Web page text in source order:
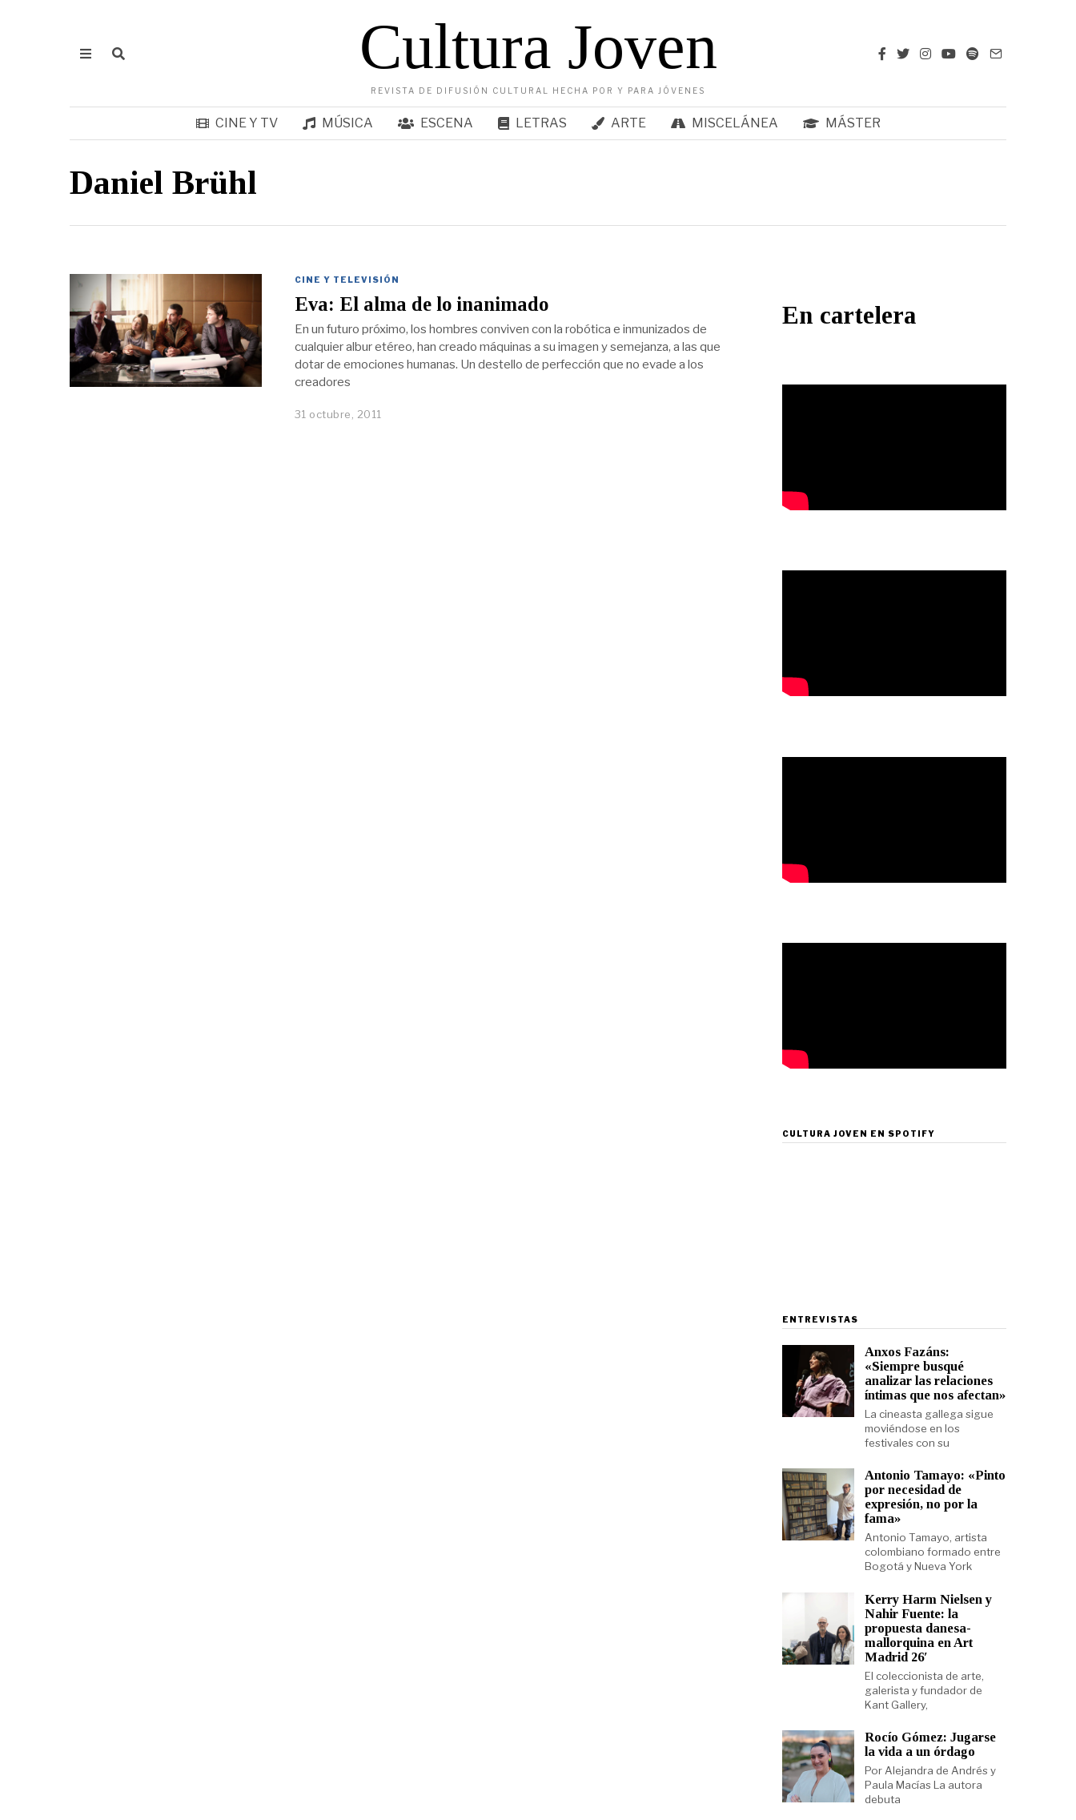
Cultura Joven
REVISTA DE DIFUSIÓN CULTURAL HECHA POR Y PARA JÓVENES
CINE Y TV MÚSICA ESCENA LETRAS ARTE MISCELÁNEA MÁSTER
Daniel Brühl
CINE Y TELEVISIÓN
Eva: El alma de lo inanimado
En un futuro próximo, los hombres conviven con la robótica e inmunizados de
cualquier albur etéreo, han creado máquinas a su imagen y semejanza, a las que
dotar de emociones humanas. Un destello de perfección que no evade a los
creadores
31 octubre, 2011
En cartelera
CULTURA JOVEN EN SPOTIFY
ENTREVISTAS
Anxos Fazáns:
«Siempre busqué
analizar las relaciones
íntimas que nos afectan»
La cineasta gallega sigue
moviéndose en los
festivales con su
Antonio Tamayo: «Pinto
por necesidad de
expresión, no por la
fama»
Antonio Tamayo, artista
colombiano formado entre
Bogotá y Nueva York
Kerry Harm Nielsen y
Nahir Fuente: la
propuesta danesa-
mallorquina en Art
Madrid 26′
El coleccionista de arte,
galerista y fundador de
Kant Gallery,
Rocío Gómez: Jugarse
la vida a un órdago
Por Alejandra de Andrés y
Paula Macías La autora
debuta